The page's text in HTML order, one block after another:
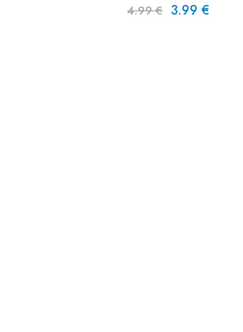
4.99€ 3.99 €